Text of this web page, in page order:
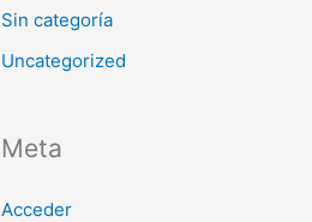
Sin categoría
Uncategorized
Meta
Acceder